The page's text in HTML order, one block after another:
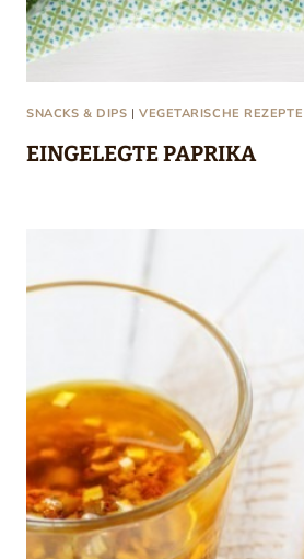
SNACKS & DIPS | VEGETARISCHE REZEPTE
EINGELEGTE PAPRIKA